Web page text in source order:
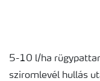
5-10 l/ha
sziromlevél hullás